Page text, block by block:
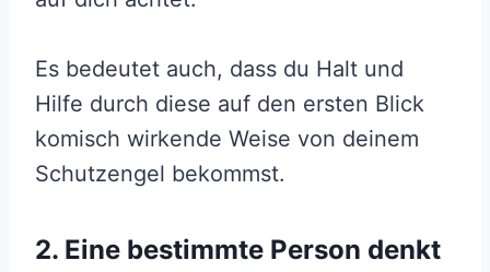
Es bedeutet auch, dass du Halt und
Hilfe durch diese auf den ersten Blick
komisch wirkende Weise von deinem
Schutzengel bekommst.
2. Eine bestimmte Person denkt